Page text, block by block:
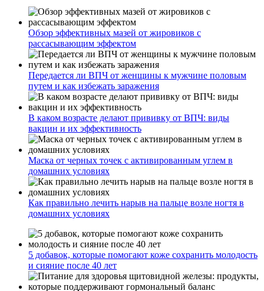
Обзор эффективных мазей от жировиков с
рассасывающим эффектом
Передается ли ВПЧ от женщины к мужчине половым
путем и как избежать заражения
В каком возрасте делают прививку от ВПЧ: виды
вакцин и их эффективность
Маска от черных точек с активированным углем в
домашних условиях
Как правильно лечить нарыв на пальце возле ногтя в
домашних условиях
5 добавок, которые помогают коже сохранить молодость
и сияние после 40 лет